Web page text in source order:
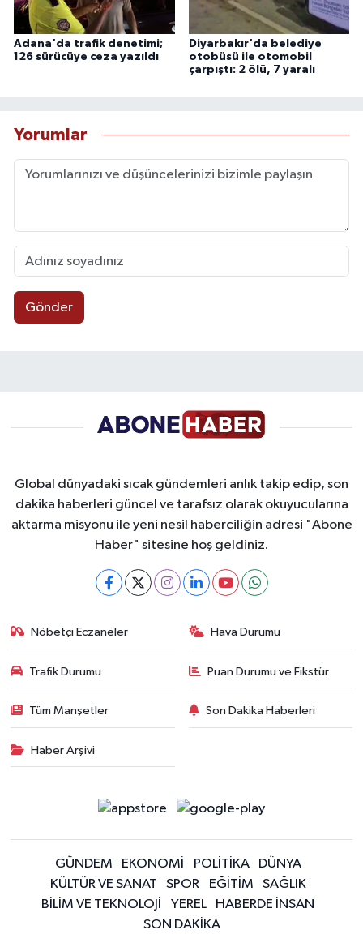
Adana'da trafik denetimi;
126 sürücüye ceza yazıldı
Diyarbakır'da belediye
otobüsü ile otomobil
çarpıştı: 2 ölü, 7 yaralı
Yorumlar
Gönder
Global dünyadaki sıcak gündemleri anlık takip edip, son
dakika haberleri güncel ve tarafsız olarak okuyucularına
aktarma misyonu ile yeni nesil haberciliğin adresi "Abone
Haber" sitesine hoş geldiniz.
Nöbetçi Eczaneler Hava Durumu
Trafik Durumu Puan Durumu ve Fikstür
Tüm Manşetler Son Dakika Haberleri
Haber Arşivi
GÜNDEM EKONOMİ POLİTİKA
DÜNYA
KÜLTÜR VE SANAT
SPOR EĞİTİM
SAĞLIK
BİLİM VE TEKNOLOJİ
YEREL
HABERDE İNSAN
SON DAKİKA